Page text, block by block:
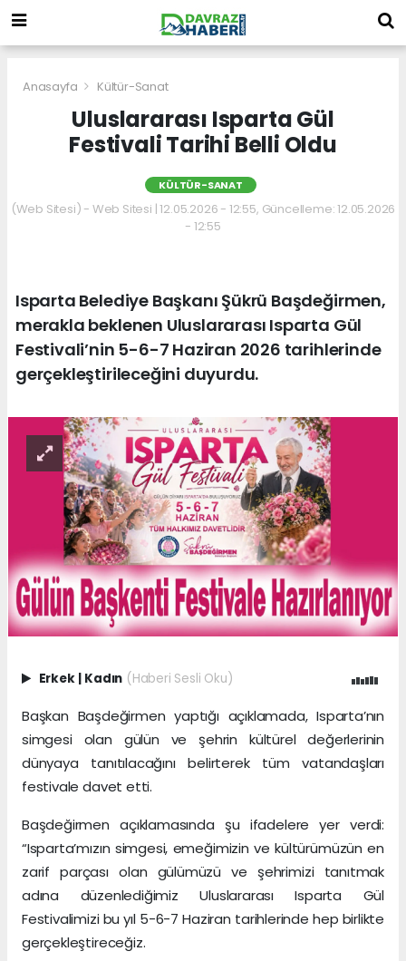
Anasayfa Kültür-Sanat
Uluslararası Isparta Gül
Festivali Tarihi Belli Oldu
KÜLTÜR-SANAT
(Web Sitesi) - Web Sitesi | 12.05.2026 - 12:55, Güncelleme: 12.05.2026
- 12:55
Isparta Belediye Başkanı Şükrü Başdeğirmen,
merakla beklenen Uluslararası Isparta Gül
Festivali’nin 5-6-7 Haziran 2026 tarihlerinde
gerçekleştirileceğini duyurdu.
Erkek | Kadın (Haberi Sesli Oku)
Başkan Başdeğirmen yaptığı açıklamada, Isparta’nın
simgesi olan gülün ve şehrin kültürel değerlerinin
dünyaya tanıtılacağını belirterek tüm vatandaşları
festivale davet etti.
Başdeğirmen açıklamasında şu ifadelere yer verdi:
“Isparta’mızın simgesi, emeğimizin ve kültürümüzün en
zarif parçası olan gülümüzü ve şehrimizi tanıtmak
adına düzenlediğimiz Uluslararası Isparta Gül
Festivalimizi bu yıl 5-6-7 Haziran tarihlerinde hep birlikte
gerçekleştireceğiz.